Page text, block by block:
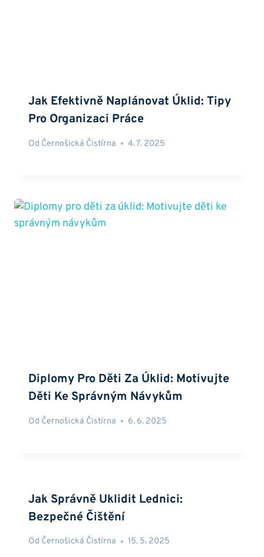
Jak Efektivně Naplánovat Úklid: Tipy
Pro Organizaci Práce
Od Černošická Čistírna 4. 7. 2025
Diplomy Pro Děti Za Úklid: Motivujte
Děti Ke Správným Návykům
Od Černošická Čistírna 6. 6. 2025
Jak Správně Uklidit Lednici:
Bezpečné Čištění
Od Černošická Čistírna 15. 5. 2025